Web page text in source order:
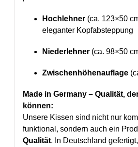
Hochlehner(ca. 123×50
eleganter Kopfabsteppung
Niederlehner(ca. 98×50
Zwischenhöhenauflage
Made in Germany – Qualität,
können:
Unsere Kissen sind nicht nur
funktional, sondern auch ein
Qualität. In Deutschland